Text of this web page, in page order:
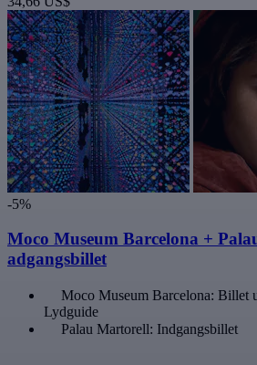
-5%
Moco Museum Barcelona +
adgangsbillet
Moco Museum Barcelona: Billet
Lydguide
Palau Martorell: Indgangsbillet